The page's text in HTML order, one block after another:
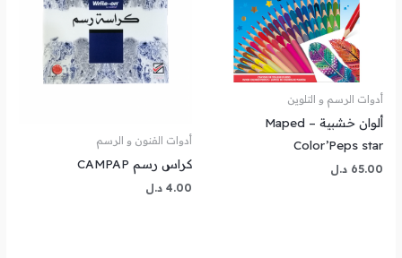
أدوات الرسم و التلوين
ألوان خشبية – Maped
Color’Peps star
65.00 د.ل
أدوات الفنون و الرسم
كراس رسم CAMPAP
4.00 د.ل